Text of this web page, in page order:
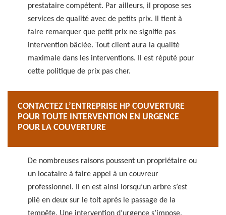
prestataire compétent. Par ailleurs, il propose ses
services de qualité avec de petits prix. Il tient à
faire remarquer que petit prix ne signifie pas
intervention bâclée. Tout client aura la qualité
maximale dans les interventions. Il est réputé pour
cette politique de prix pas cher.
CONTACTEZ L’ENTREPRISE HP COUVERTURE
POUR TOUTE INTERVENTION EN URGENCE
POUR LA COUVERTURE
De nombreuses raisons poussent un propriétaire ou
un locataire à faire appel à un couvreur
professionnel. Il en est ainsi lorsqu’un arbre s’est
plié en deux sur le toit après le passage de la